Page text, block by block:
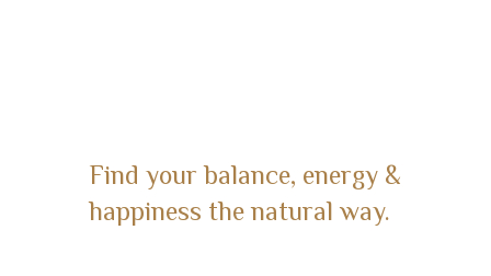
Find your balance, energy &
happiness the natural way.